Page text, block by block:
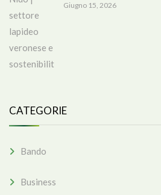
Giugno 15, 2026
CATEGORIE
Bando
Business